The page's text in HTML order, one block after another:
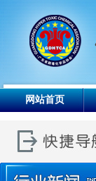
网站首页